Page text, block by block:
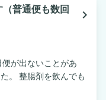
普通便も数回
navigate_next
が出ないことがあ
。 整腸剤を飲んでも